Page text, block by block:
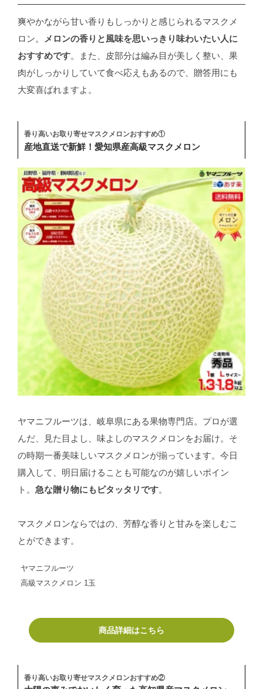
爽やかながら甘い香りもしっかりと感じられるマスクメ
ロン。
メロンの香りと風味を思いっきり味わいたい人に
おすすめです。また、皮部分は編み目が美しく整い、果
肉がしっかりしていて食べ応えもあるので、贈答用にも
大変喜ばれますよ。
香り高いお取り寄せマスクメロンおすすめ①
産地直送で新鮮！愛知県産高級マスクメロン
ヤマニフルーツは、岐阜県にある果物専門店。プロが選
んだ、見た目よし、味よしのマスクメロンをお届け。そ
の時期一番美味しいマスクメロンが揃っています。今日
購入して、明日届けることも可能なのが嬉しいポイン
ト。 急な贈り物にもピタッタリです。
マスクメロンならではの、芳醇な香りと甘みを楽しむこ
とができます。
ヤマニフルーツ
高級マスクメロン 1玉
商品詳細はこちら
香り高いお取り寄せマスクメロンおすすめ②